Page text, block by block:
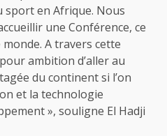
sport en Afrique. Nous
une Conférence, ce
A travers cette
ambition d’aller au
du continent si l’on
et la technologie
», souligne El Hadji